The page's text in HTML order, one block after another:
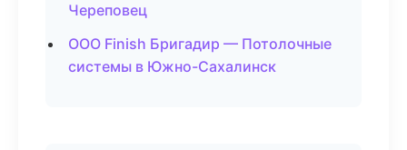
Череповец
ООО Finish Бригадир — Потолочные
системы в Южно-Сахалинск